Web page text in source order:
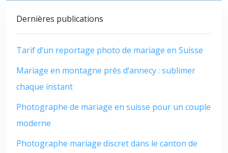
Dernières publications
Tarif d’un reportage photo de mariage en Suisse
Mariage en montagne près d’annecy : sublimer
chaque instant
Photographe de mariage en suisse pour un couple
moderne
Photographe mariage discret dans le canton de